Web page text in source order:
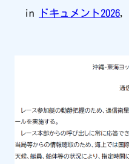
in ドキュメント2026,